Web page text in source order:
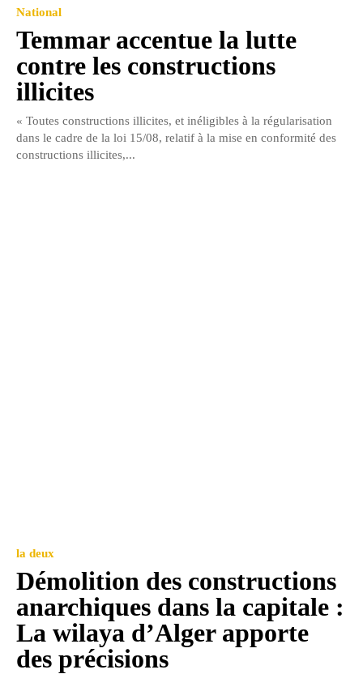
National
Temmar accentue la lutte
contre les constructions
illicites
« Toutes constructions illicites, et inéligibles à la régularisation
dans le cadre de la loi 15/08, relatif à la mise en conformité des
constructions illicites,...
la deux
Démolition des constructions
anarchiques dans la capitale :
La wilaya d’Alger apporte
des précisions